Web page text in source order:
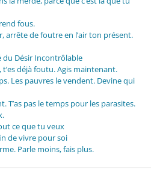
fous.
arrête de foutre en l’air ton présent.
du Désir Incontrôlable
déjà foutu. Agis maintenant.
Les pauvres le vendent. Devine qui
T’as pas le temps pour les parasites.
ce que tu veux
de vivre pour soi
Parle moins, fais plus.